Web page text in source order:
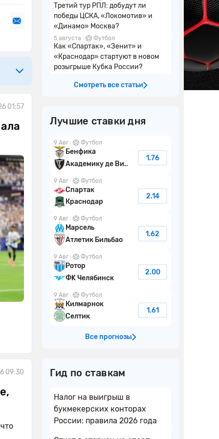
01:57
09:30
Третий тур РПЛ: добудут ли
победы ЦСКА, «Локомотив» и
«Динамо» Москва?
5 августа Футбол
Как «Спартак», «Зенит» и
«Краснодар» стартуют в новом
розыгрыше Кубка России?
Смотреть все статьи
Лучшие ставки дня
9 Авг Футбол
Бенфика
Академику де Ви..
1.76
9 Авг Футбол
Спартак
Краснодар
2.14
9 Авг Футбол
Марсель
Атлетик Бильбао
1.62
9 Авг Футбол
Ротор
ФK Челябинск
2.00
9 Авг Футбол
Килмарнок
Селтик
1.61
Все прогнозы
Гид по ставкам
Налог на выигрыш в
букмекерских конторах
России: правила 2026 года